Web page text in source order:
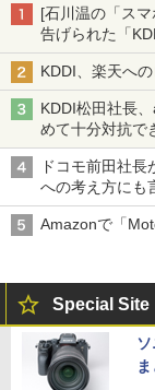
[石川温の「ス
告げられた「
穴と楽天モバイ
KDDI、楽天へ
KDDI松田社長
めて十分対抗で
ドコモ前田社
への考え方にも
Amazonで「
Special Site